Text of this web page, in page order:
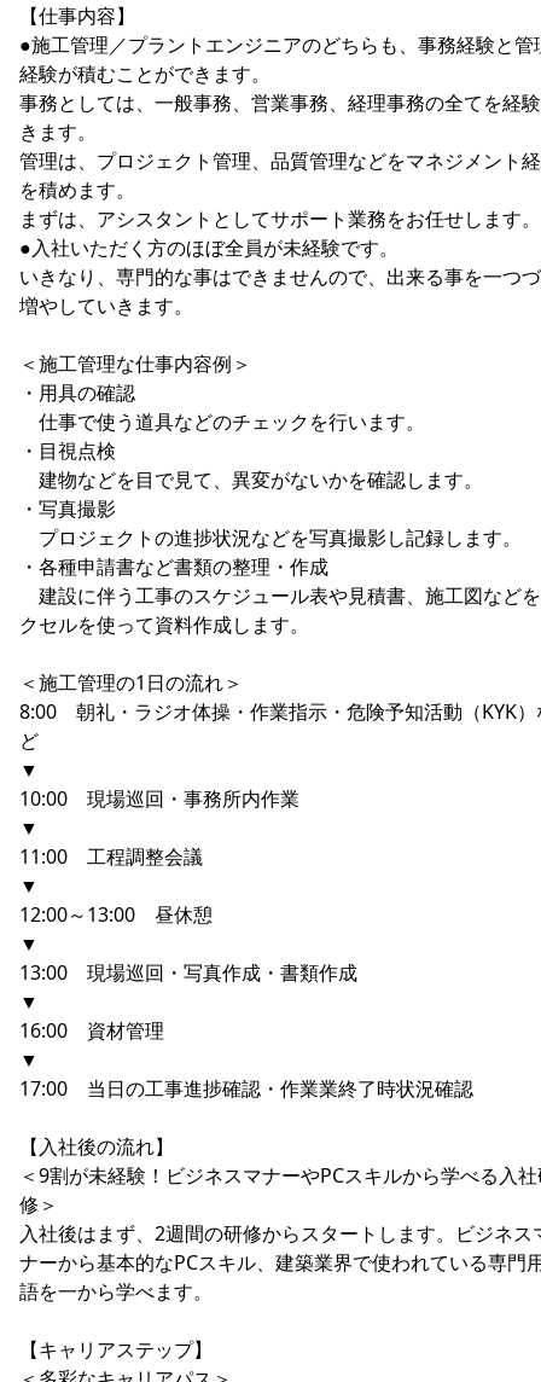
【仕事内容】
●施工管理／プラントエンジニアのどちらも、事務経験と管
経験が積むことができます。
事務としては、一般事務、営業事務、経理事務の全てを経
きます。
管理は、プロジェクト管理、品質管理などをマネジメント
を積めます。
まずは、アシスタントとしてサポート業務をお任せします。
●入社いただく方のほぼ全員が未経験です。
いきなり、専門的な事はできませんので、出来る事を一つ
増やしていきます。
＜施工管理な仕事内容例＞
・用具の確認
仕事で使う道具などのチェックを行います。
・目視点検
建物などを目で見て、異変がないかを確認します。
・写真撮影
プロジェクトの進捗状況などを写真撮影し記録します。
・各種申請書など書類の整理・作成
建設に伴う工事のスケジュール表や見積書、施工図など
クセルを使って資料作成します。
＜施工管理の1日の流れ＞
8:00 朝礼・ラジオ体操・作業指示・危険予知活動（KYK）
ど
▼
10:00 現場巡回・事務所内作業
▼
11:00 工程調整会議
▼
12:00～13:00 昼休憩
▼
13:00 現場巡回・写真作成・書類作成
▼
16:00 資材管理
▼
17:00 当日の工事進捗確認・作業業終了時状況確認
【入社後の流れ】
＜9割が未経験！ビジネスマナーやPCスキルから学べる入
修＞
入社後はまず、2週間の研修からスタートします。ビジネス
ナーから基本的なPCスキル、建築業界で使われている専門
語を一から学べます。
【キャリアステップ】